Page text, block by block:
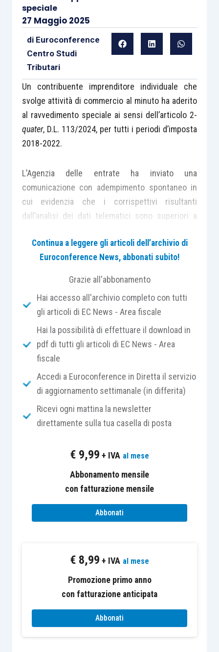
speciale
27 Maggio 2025
di Euroconference
Centro Studi
Tributari
Un contribuente imprenditore individuale che
svolge attività di commercio al minuto ha aderito
al ravvedimento speciale ai sensi dell’articolo 2-
quater, D.L. 113/2024, per tutti i periodi d’imposta
2018-2022.
L’Agenzia delle entrate ha inviato una
comunicazione con adempimento spontaneo in
cui evidenzia che i corrispettivi risultanti
dall’analisi dei dati telematici sono superiori a
periodo d’imposta 2022, per 11.369 euro, i quali
sono inferiori al 30% previsto nel ravvedimento
Il riscontro di una omissione di corrispettivi
constatati direttamente dalla banca dati può
rientrare nell’articolo 54, comma 2, D.P.R.
633/1972, previsto dal ravvedimento speciale;
inoltre, l’omissione di tale ricavo è assistito
dall’articolo 39, D.P.R. 600/1972 e quindi coperto
dal ravvedimento speciale?
LEGGI LA R
SPOSTA DI CENTRO STUDI
TRIBUTARI SU FISCOPRATICO
I “casi operativi” sono esclusi dall’abbonamento
Euroconference News e consultabili solo dagli
Continua a leggere gli articoli dell’archivio di
Euroconference News, abbonati subito!
Grazie all'abbonamento
Hai accesso all'archivio completo con tutti
gli articoli di EC News - Area fiscale
Hai la possibilità di effettuare il download in
pdf di tutti gli articoli di EC News - Area
fiscale
Accedi a Euroconference in Diretta il servizio
di aggiornamento settimanale (in differita)
Ricevi ogni mattina la newsletter
direttamente sulla tua casella di posta
€ 9,99 + IVA al mese
Abbonamento mensile
con fatturazione mensile
Abbonati
€ 8,99 + IVA al mese
Promozione primo anno
con fatturazione anticipata
Abbonati